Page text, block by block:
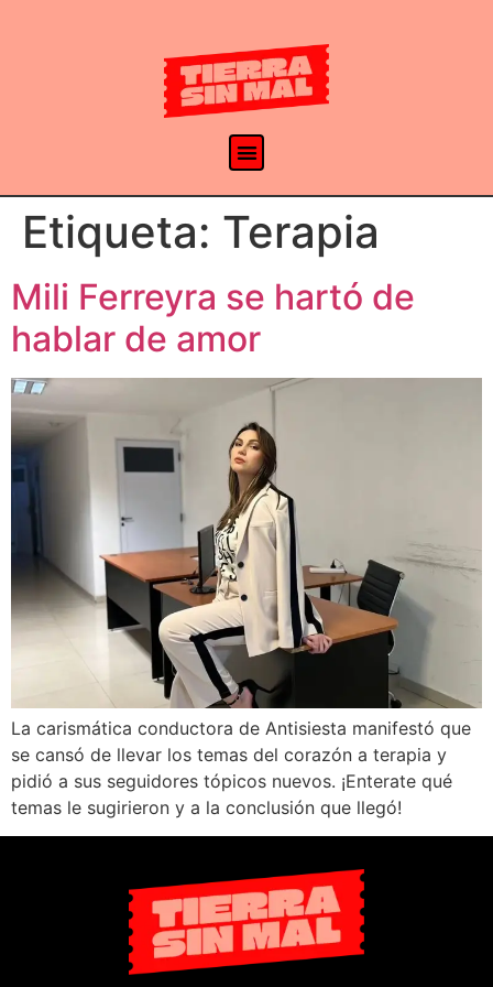
Etiqueta: Terapia
Mili Ferreyra se hartó de
hablar de amor
La carismática conductora de Antisiesta manifestó que
se cansó de llevar los temas del corazón a terapia y
pidió a sus seguidores tópicos nuevos. ¡Enterate qué
temas le sugirieron y a la conclusión que llegó!